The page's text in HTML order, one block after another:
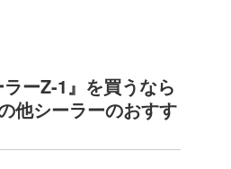
ラーZ-1』を買うなら
他シーラーのおすす